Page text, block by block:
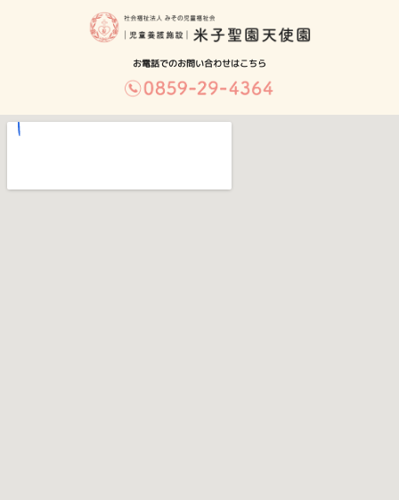
お電話でのお問い合わせはこちら